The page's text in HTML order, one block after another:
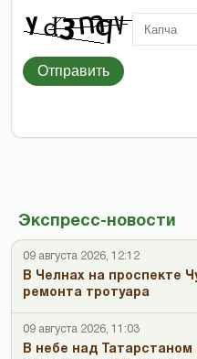
Экспресс-новости
09 августа 2026, 12:12
В Челнах на проспекте
ремонта тротуара
09 августа 2026, 11:03
В небе над
Отправить